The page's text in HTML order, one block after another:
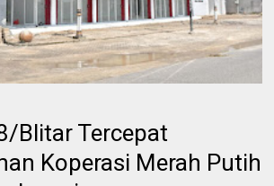
Blitar Tercepat
Koperasi Merah Putih